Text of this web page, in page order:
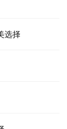
选择